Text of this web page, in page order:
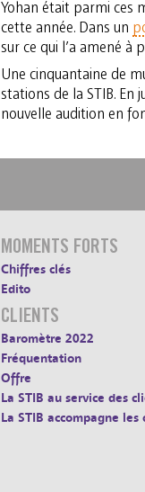
Yohan était parmi ces
cette année. Dans un
sur ce qui l’a amené à
Une cinquantaine de
stations de la STIB. En
nouvelle audition en
MOMENTS FORTS
Chiffres clés
Edito
CLIENTS
Baromètre 2022
Fréquentation
Offre
La STIB au service des
La STIB accompagne les